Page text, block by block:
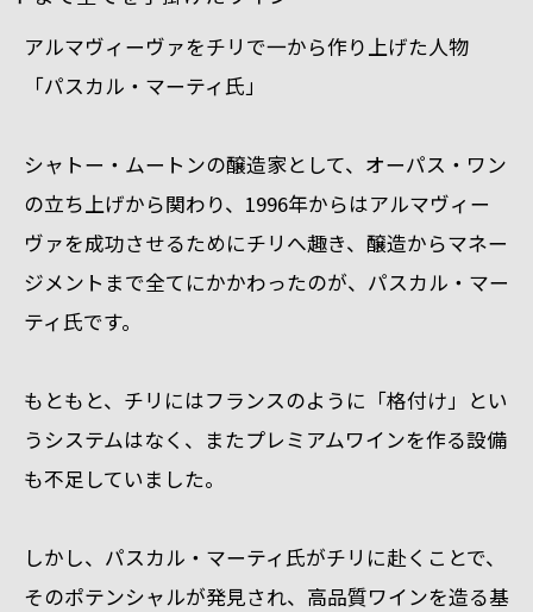
アルマヴィーヴァをチリで一から作り上げた人物
「パスカル・マーティ氏」
シャトー・ムートンの醸造家として、オーパス・ワン
の立ち上げから関わり、1996年からはアルマヴィー
ヴァを成功させるためにチリへ趣き、醸造からマネー
ジメントまで全てにかかわったのが、パスカル・マー
ティ氏です。
もともと、チリにはフランスのように「格付け」とい
うシステムはなく、またプレミアムワインを作る設備
も不足していました。
しかし、パスカル・マーティ氏がチリに赴くことで、
そのポテンシャルが発見され、 高品質ワインを造る基